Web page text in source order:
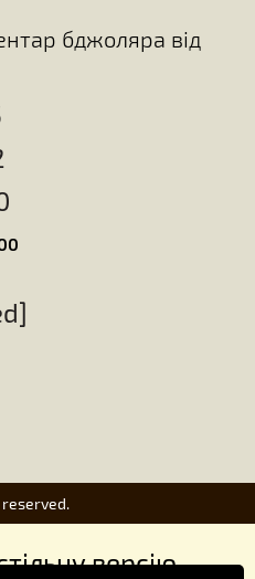
бджоляра від
версію